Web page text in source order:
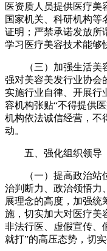
医资质人员提供医疗美
国家机关、科研机构等
证明；严禁承诺发放所
学习医疗美容技术能够
（三）加强生活
强对美容美发行业协会
实施行业自律、开展行
容机构张贴“不得提供
机构依法诚信经营，不
动。
五、强化组织领导
（一）提高政治
治判断力、政治领悟力
展理念的高度，加强统
施，切实加大对医疗美
非法行医、虚假宣传、
就打”的高压态势，切